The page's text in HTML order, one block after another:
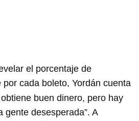
el porcentaje de
cada boleto, Yordán cuenta
buen dinero, pero hay
gente desesperada”. A